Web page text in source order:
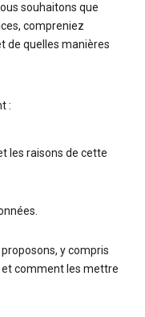
souhaitons que
compreniez
de quelles manières
:
les raisons de cette
y compris
comment les mettre